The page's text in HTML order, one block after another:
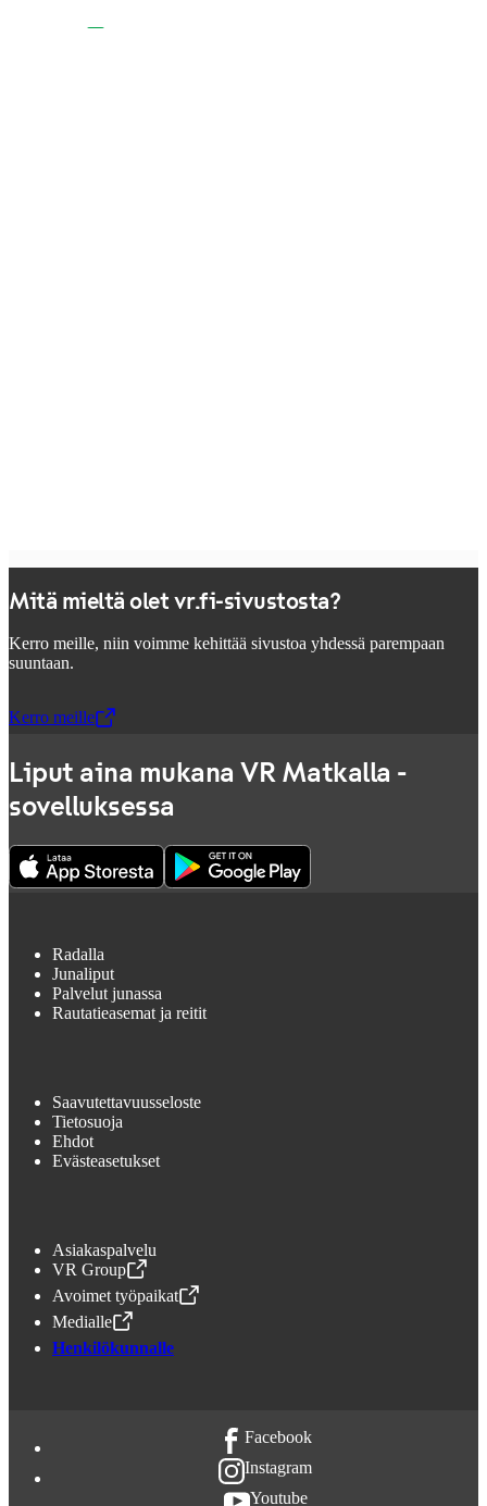
Mitä mieltä olet vr.fi-sivustosta?
Kerro meille, niin voimme kehittää sivustoa yhdessä parempaan
suuntaan.
Kerro meille
,Avataan uudessa välilehdessä
Liput aina mukana VR Matkalla -
sovelluksessa
Radalla
Junaliput
Palvelut junassa
Rautatieasemat ja reitit
Saavutettavuusseloste
Tietosuoja
Ehdot
Evästeasetukset
Asiakaspalvelu
VR Group
,Avataan uudessa välilehdessä
Avoimet työpaikat
,Avataan uudessa välilehdessä
Medialle
,Avataan uudessa välilehdessä
Henkilökunnalle
Facebook
Instagram
Youtube